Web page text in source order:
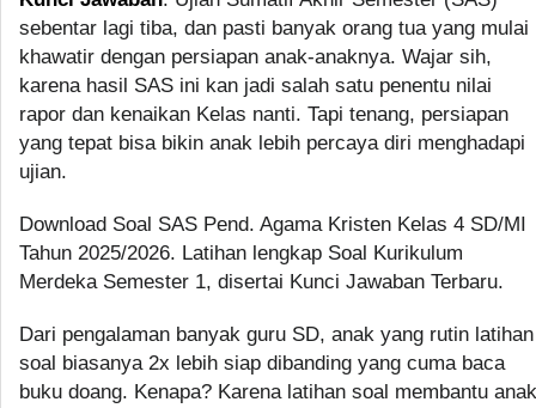
sebentar lagi tiba, dan pasti banyak orang tua yang mulai
khawatir dengan persiapan anak-anaknya. Wajar sih,
karena hasil SAS ini kan jadi salah satu penentu nilai
rapor dan kenaikan Kelas nanti. Tapi tenang, persiapan
yang tepat bisa bikin anak lebih percaya diri menghadapi
ujian.
Download Soal SAS Pend. Agama Kristen Kelas 4 SD/MI
Tahun 2025/2026. Latihan lengkap Soal Kurikulum
Merdeka Semester 1, disertai Kunci Jawaban Terbaru.
Dari pengalaman banyak guru SD, anak yang rutin latihan
soal biasanya 2x lebih siap dibanding yang cuma baca
buku doang. Kenapa? Karena latihan soal membantu anak